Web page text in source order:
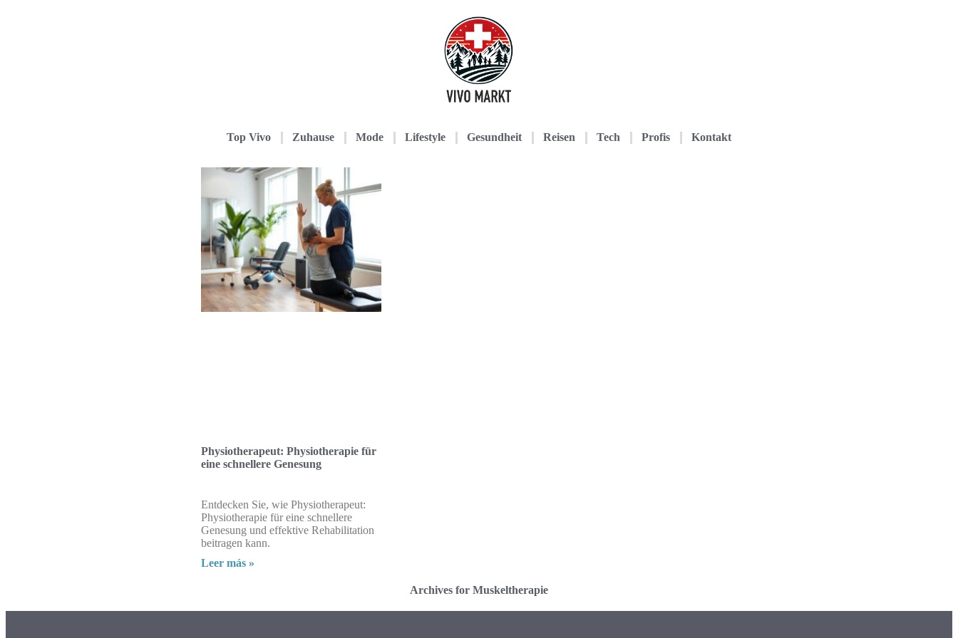
Top Vivo Zuhause Mode Lifestyle Gesundheit Reisen Tech Profis Kontakt
Physiotherapeut: Physiotherapie für
eine schnellere Genesung
Entdecken Sie, wie Physiotherapeut:
Physiotherapie für eine schnellere
Genesung und effektive Rehabilitation
beitragen kann.
Leer más »
Archives for Muskeltherapie